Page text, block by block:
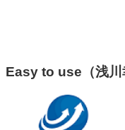
Easy to use（浅川